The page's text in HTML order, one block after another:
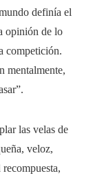
definía el
opinión de lo
competición.
mentalmente,
las velas de
veloz,